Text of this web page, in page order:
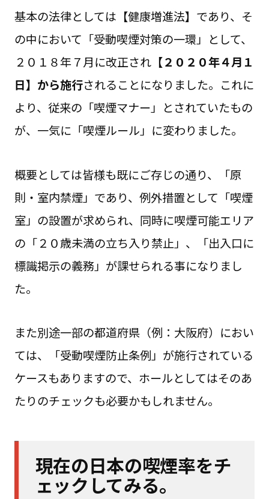
基本の法律としては【健康増進法】であり、そ
の中において「受動喫煙対策の一環」として、
２０１８年７月に改正され【２０２０年４月１
日】から施行されることになりました。これに
より、従来の「喫煙マナー」とされていたもの
が、一気に「喫煙ルール」に変わりました。
概要としては皆様も既にご存じの通り、「原
則・室内禁煙」であり、例外措置として「喫煙
室」の設置が求められ、同時に喫煙可能エリア
の「２０歳未満の立ち入り禁止」、「出入口に
標識掲示の義務」が課せられる事になりまし
た。
また別途一部の都道府県（例：大阪府）におい
ては、「受動喫煙防止条例」が施行されている
ケースもありますので、ホールとしてはそのあ
たりのチェックも必要かもしれません。
現在の日本の喫煙率をチ
ェックしてみる。